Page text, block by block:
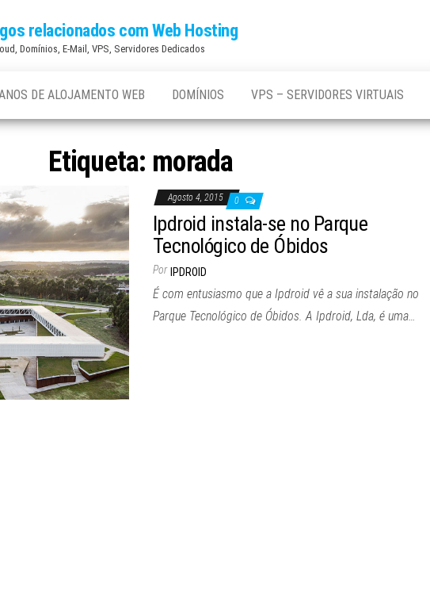
relacionados com Web Hosting
Domínios, E-Mail, VPS, Servidores Dedicados
DE ALOJAMENTO WEB DOMÍNIOS VPS – SERVIDORES VIRTUAIS
Etiqueta: morada
Agosto 4, 2015 0
Ipdroid instala-se no Parque
Tecnológico de Óbidos
Por IPDROID
É com entusiasmo que a Ipdroid vê a sua instalação no
Parque Tecnológico de Óbidos. A Ipdroid, Lda, é uma…